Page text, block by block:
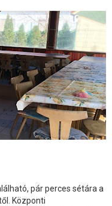
pár perces sétára a
Központi